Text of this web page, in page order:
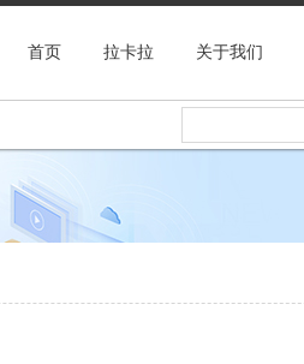
首页 拉卡拉 关于我们